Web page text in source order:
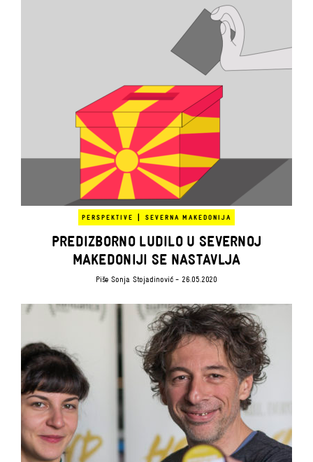
PERSPEKTIVE | SEVERNA MAKEDONIJA
PREDIZBORNO LUDILO U SEVERNOJ
MAKEDONIJI SE NASTAVLJA
PišeSonja Stojadinović- 26.05.2020